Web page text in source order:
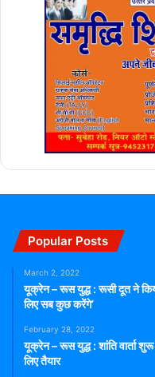
Popular Posts
March 2, 2022
यूक्रेन – रूस युद्ध : रूसी दूत ने
लिए सब कुछ करेंगे’
February 28, 2022
यूक्रेन – रूस युद्ध : शांति वार्ता
लिए तैयार